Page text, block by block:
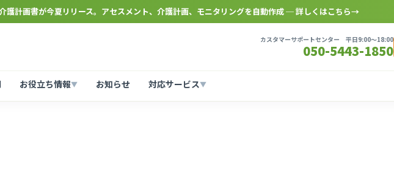
護計画書が今夏リリース。アセスメント、介護計画、モニタリングを自動作成 ─ 詳しくはこちら→
カスタマーサポートセンター 平日9:00〜18:00
050-5443-1850
お役立ち情報▼ お知らせ 対応サービス▼